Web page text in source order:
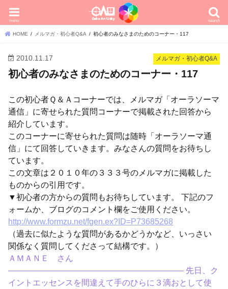
search
menu
HOME メルマガ・初心者Q&A 初心者のみなさまのためのコーナー・117
メルマガ・初心者Q&A
2010.11.17
初心者のみなさまのためのコーナー・117
この初心者Ｑ＆Ａコーナーでは、メルマガ「オーラソーマ
通信」に寄せられた質問コーナーで掲載された回答から
紹介しています。
このコーナーに寄せられた質問は随時「オーラソーマ通
信」にて回答していきます。みなさんの質問をお待ちし
ています。
この文章は２０１０年の３３３号のメルマガに掲載した
ものからの引用です。
▼初心者の方からの質問もお待ちしています。 下記のフ
ォームか、ブログのコメント欄をご使用ください。
http://www.formzu.net/fgen.ex?ID=P73685268
（過去に似たような質問があるかどうかなど、いっさい
関係なく質問してくださって結構です。）
ＡＭＡＮＥ さん
—————————————————————– 先日、ク
イントエッセンスを間違えて手のひらに３滴おとして使